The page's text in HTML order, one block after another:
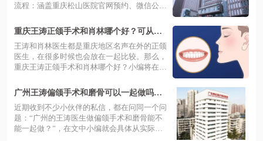
流程：涵盖重庆松山医院官网预约、微信公
重庆王涛正颌手术和肖林哪个好？可从简
介+核心技术优势对比发现各有特色！
王涛和肖林医生都是重庆地区名声在外的正颌
医生，在很多时候也会放在一起比较。那么，
重庆王涛正颌手术和肖林哪个好？小编将在
广州王涛偏颌手术和磨骨可以一起做吗？
需满足三个条件！来看王涛案例+价格
近期收到不少小伙伴的私信，都在问同一个问
题：“广州的王涛医生做偏颌手术和磨骨能不
能一起做？”，在文中小编就会具体从实际